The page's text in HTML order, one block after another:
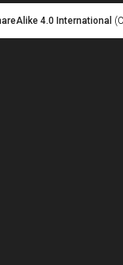
4.0 International